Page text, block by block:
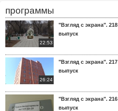
программы
22:53
"Взгляд с экрана". 218
выпуск
26:24
"Взгляд с экрана". 217
выпуск
"Взгляд с экрана". 216
выпуск